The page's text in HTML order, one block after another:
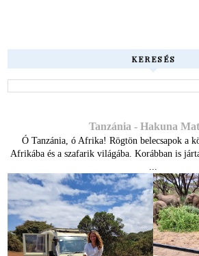
KERESÉS
Tanzánia - Hakuna
Ó Tanzánia, ó Afrika! Rögtön belecsapok a
Afrikába és a szafarik világába. Korábban is